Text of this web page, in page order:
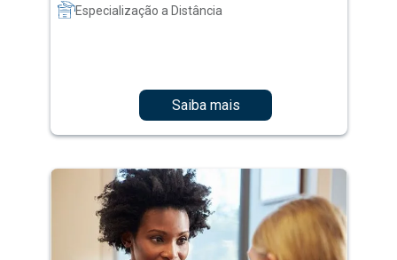
Especialização a Distância
Saiba mais